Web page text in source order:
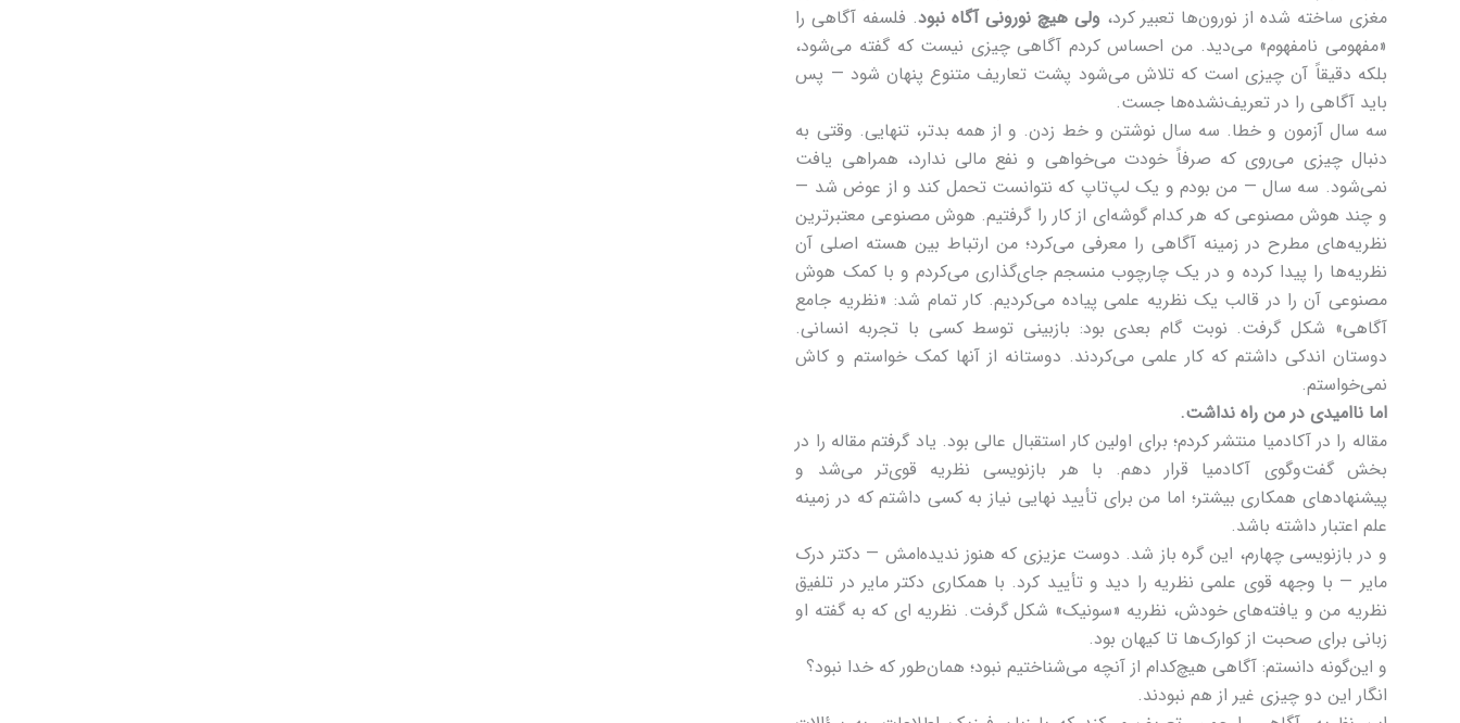
مغزی ساخته شده از نورون‌ها تعبیر کرد،ولی هیچ نورونی آگاه نبود. فلسفه آگاهی را
«مفهومی نامفهوم» می‌دید. من احساس کردم آگاهی چیزی نیست که گفته می‌شود،
بلکه دقیقاً آن چیزی است که تلاش می‌شود پشت تعاریف متنوع پنهان شود — پس
باید آگاهی را در تعریف‌نشده‌ها جست.
سه سال آزمون و خطا. سه سال نوشتن و خط زدن. و از همه بدتر، تنهایی. وقتی به
دنبال چیزی می‌روی که صرفاً خودت می‌خواهی و نفع مالی ندارد، همراهی یافت
نمی‌شود. سه سال — من بودم و یک لپ‌تاپ که نتوانست تحمل کند و از عوض شد —
و چند هوش مصنوعی که هر کدام گوشه‌ای از کار را گرفتیم. هوش مصنوعی معتبرترین
نظریه‌های مطرح در زمینه آگاهی را معرفی می‌کرد؛ من ارتباط بین هسته اصلی آن
نظریه‌ها را پیدا کرده و در یک چارچوب منسجم جای‌گذاری می‌کردم و با کمک هوش
مصنوعی آن را در قالب یک نظریه علمی پیاده می‌کردیم. کار تمام شد: «نظریه جامع
آگاهی» شکل گرفت. نوبت گام بعدی بود: بازبینی توسط کسی با تجربه انسانی.
دوستان اندکی داشتم که کار علمی می‌کردند. دوستانه از آنها کمک خواستم و کاش
نمی‌خواستم.
اما ناامیدی در من راه نداشت.
مقاله را در آکادمیا منتشر کردم؛ برای اولین کار استقبال عالی بود. یاد گرفتم مقاله را در
بخش گفت‌وگوی آکادمیا قرار دهم. با هر بازنویسی نظریه قوی‌تر می‌شد و
پیشنهادهای همکاری بیشتر؛ اما من برای تأیید نهایی نیاز به کسی داشتم که در زمینه
علم اعتبار داشته باشد.
و در بازنویسی چهارم، این گره باز شد. دوست عزیزی که هنوز ندیده‌امش — دکتر درک
مایر — با وجهه قوی علمی نظریه را دید و تأیید کرد. با همکاری دکتر مایر در تلفیق
نظریه من و یافته‌های خودش، نظریه «سونیک» شکل گرفت. نظریه ای که به گفته او
زبانی برای صحبت از کوارک‌ها تا کیهان بود.
و این‌گونه دانستم: آگاهی هیچ‌کدام از آنچه می‌شناختیم نبود؛ همان‌طور که خدا نبود؟
انگار این دو چیزی غیر از هم نبودند.